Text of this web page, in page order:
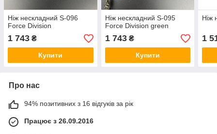
Ніж нескладний S-096
Force Division
1 743 ₴
Купити
Ніж нескладний S-095
Force Division green
1 743₴
Купити
Ніж
1
Про нас
94% позитивних з 16 відгуків за рік
Працює з 26.09.2016